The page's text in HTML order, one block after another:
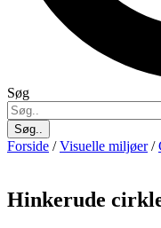
Søg
Søg..
Forside /Visuelle miljøer/
Hinkerude